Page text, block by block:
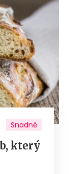
Snadné
který